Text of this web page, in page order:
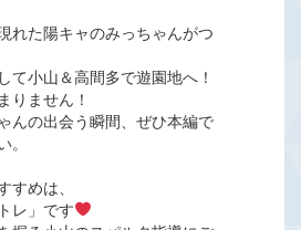
れた陽キャのみっちゃんがつ
て小山＆高間多で遊園地へ！
りません！
んの出会う瞬間、ぜひ本編で
すめは、
レ」です